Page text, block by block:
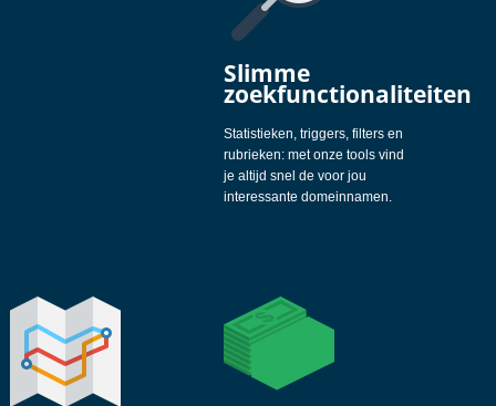
Slimme
zoekfunctionaliteiten
Statistieken, triggers, filters en
rubrieken: met onze tools vind
je altijd snel de voor jou
interessante domeinnamen.